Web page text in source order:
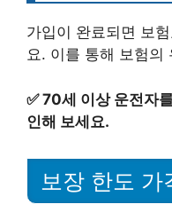
가입이 완료되면 보
요. 이를 통해 보험의
✅70세 이상 운전자
인해 보세요.
보장 한도 가